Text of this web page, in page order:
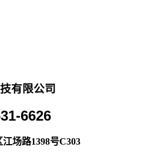
有限公司
6626
场路1398号C303